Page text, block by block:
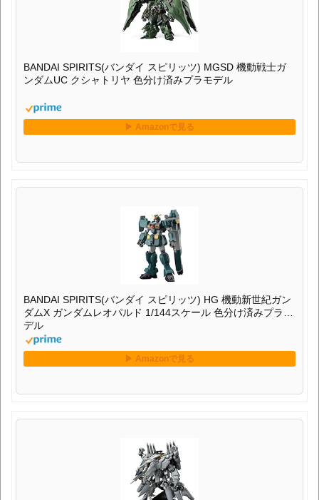
BANDAI SPIRITS(バンダイ スピリッツ) MGSD 機動戦士ガ
ンダムUC クシャトリヤ 色分け済みプラモデル
BANDAI SPIRITS(バンダイ スピリッツ) HG 機動新世紀ガン
ダムX ガンダムレオパルド 1/144スケール 色分け済みプラモ
デル